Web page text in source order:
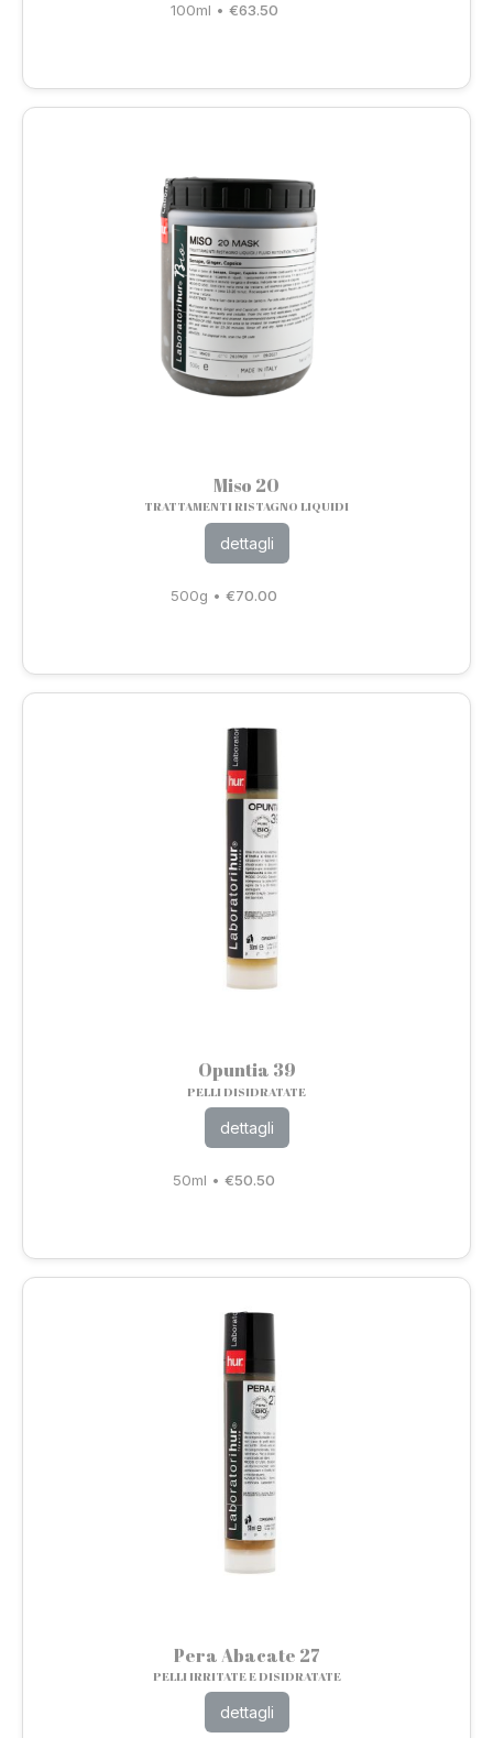
100ml • €63.50
Miso 20
TRATTAMENTI RISTAGNO LIQUIDI
dettagli
500g •€70.00
Opuntia 39
PELLI DISIDRATATE
dettagli
50ml •€50.50
Pera Abacate 27
PELLI IRRITATE E DISIDRATATE
dettagli